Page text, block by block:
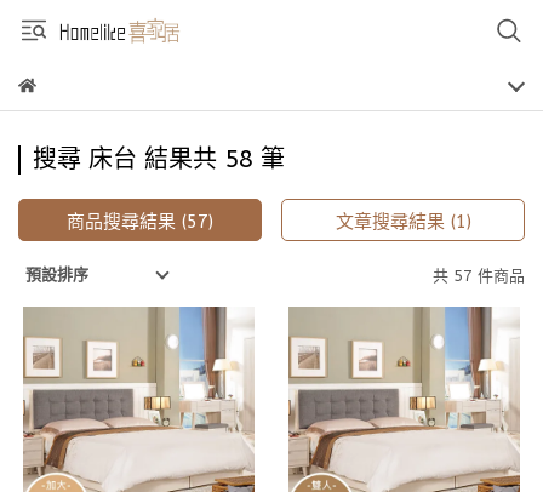
搜尋 床台 結果共 58 筆
商品搜尋結果 (57) 文章搜尋結果 (1)
預設排序 共 57 件商品